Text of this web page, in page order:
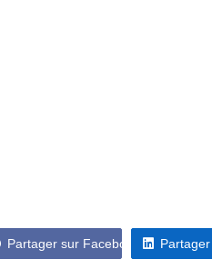
Partager sur Facebook